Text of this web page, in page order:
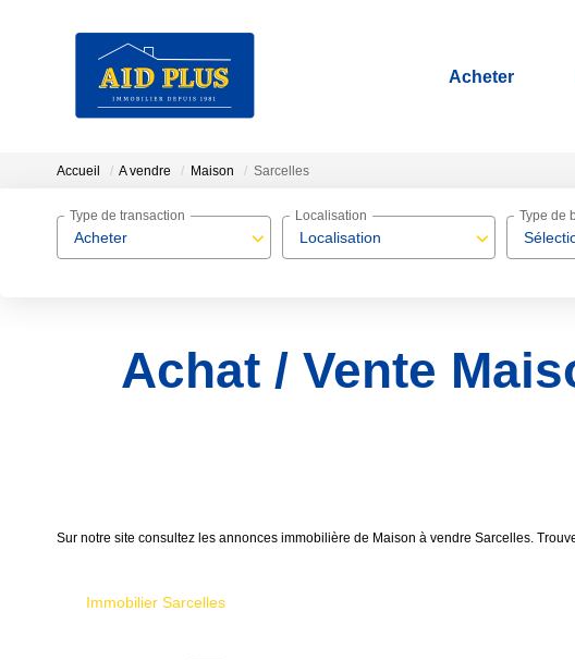
Acheter
Accueil A vendre Maison Sarcelles
Acheter
Type de transaction
Localisation
Localisation Type de
Achat / Vente
Sur notre site consultez les annonces immobilière de Maison à vendre Sarcelles.
Immobilier Sarcelles